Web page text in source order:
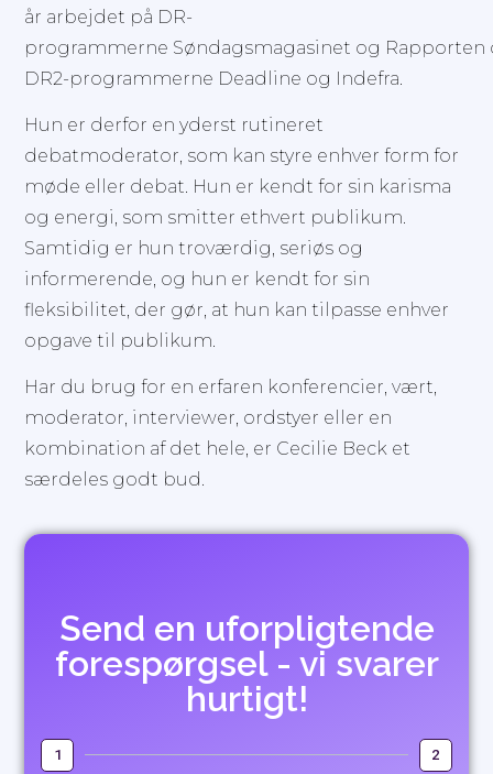
Send en uforpligtende
forespørgsel - vi svarer
hurtigt!
1 2
år arbejdet på DR-
programmerne Søndagsmagasinet og Rapporten
DR2-programmerne Deadline og Indefra.
Hun er derfor en yderst rutineret
debatmoderator, som kan styre enhver form for
møde eller debat. Hun er kendt for sin karisma
og energi, som smitter ethvert publikum.
Samtidig er hun troværdig, seriøs og
informerende, og hun er kendt for sin
fleksibilitet, der gør, at hun kan tilpasse enhver
opgave til publikum.
Har du brug for en erfaren konferencier, vært,
moderator, interviewer, ordstyer eller en
kombination af det hele, er Cecilie Beck et
særdeles godt bud.